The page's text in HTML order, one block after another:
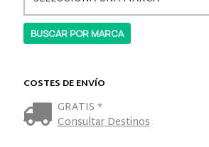
COSTES DE ENVÍO
GRATIS *
Consultar Destinos